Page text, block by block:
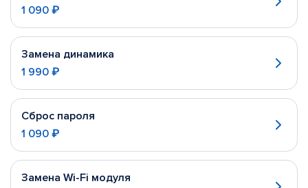
1 090 ₽
Замена динамика
1 990 ₽
Сброс пароля
1 090 ₽
Замена Wi-Fi модуля